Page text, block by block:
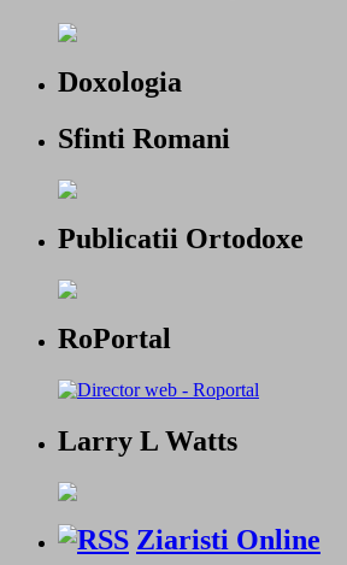
Doxologia
Sfinti Romani
Publicatii Ortodoxe
RoPortal
Larry L Watts
Ziaristi Online